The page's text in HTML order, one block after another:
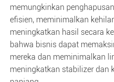
memungkinkan
efisien, meminimalkan
meningkatkan hasil secara
bahwa bisnis dapat
mereka dan meminimalkan
meningkatkan stabilizer dan